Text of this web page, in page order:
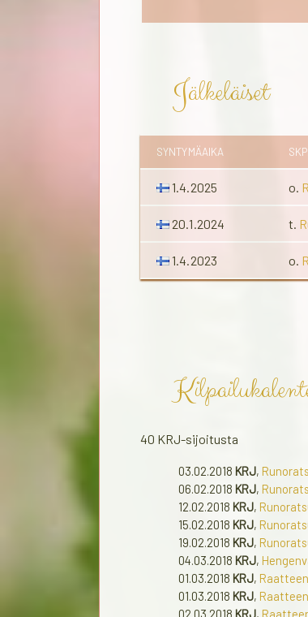
Jälkeläiset
SYNTYMÄAIKA
1.4.2025 o.
20.1.2024 t.
1.4.2023 o.
40 KRJ-sijoitusta
03.02.2018 KRJ,
06.02.2018 KRJ,
12.02.2018 KRJ,
15.02.2018 KRJ,
19.02.2018 KRJ,
04.03.2018 KRJ,
01.03.2018 KRJ,
01.03.2018 KRJ,
02.03.2018 KRJ,